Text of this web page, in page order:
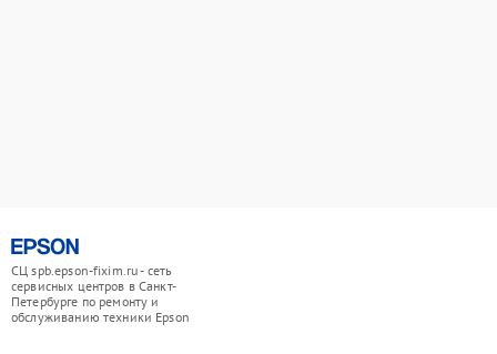
СЦ spb.epson-fixim.ru - сеть
сервисных центров в Санкт-
Петербурге по ремонту и
обслуживанию техники Epson